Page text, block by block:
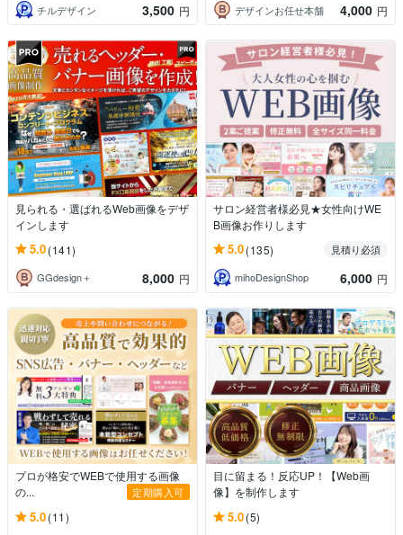
チルデザイン 3,500 円
デザインお任せ本舗
4,000 円
見られる・選ばれるWeb画像をデザ
インします
5.0(141)
GGdesign＋ 8,000 円
サロン経営者様必見★女性向けWE
B画像お作りします
5.0(135)
見積り必須
mihoDesignShop
6,000 円
プロが格安でWEBで使用する画像
の...
定期購入可
5.0(11)
目に留まる！反応UP！【Web画
像】を制作します
5.0(5)